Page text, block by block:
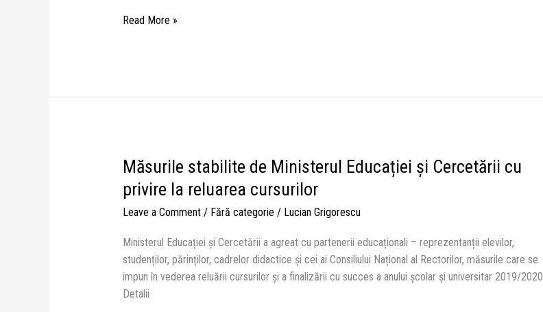
Read More »
Măsurile stabilite de Ministerul Educației și Cercetării cu
privire la reluarea cursurilor
Leave a Comment / Fără categorie / Lucian Grigorescu
Ministerul Educației și Cercetării a agreat cu partenerii educaționali – reprezentanții elevilor,
studenților, părinților, cadrelor didactice și cei ai Consiliului Național al Rectorilor, măsurile care se
impun în vederea reluării cursurilor și a finalizării cu succes a anului școlar și universitar 2019/2020.
Detalii
Măsurile
stabilite
de
Ministerul
și
Cercetării
cu
privire